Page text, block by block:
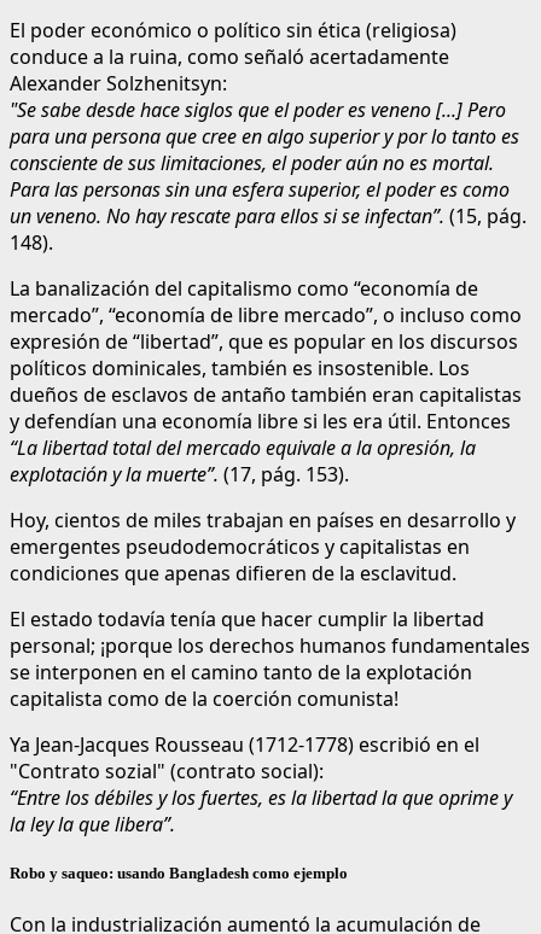
El poder económico o político sin ética (religiosa)
conduce a la ruina, como señaló acertadamente
Alexander Solzhenitsyn:
"Se sabe desde hace siglos que el poder es veneno [...] Pero
para una persona que cree en algo superior y por lo tanto es
consciente de sus limitaciones, el poder aún no es mortal.
Para las personas sin una esfera superior, el poder es como
un veneno. No hay rescate para ellos si se infectan”. (15, pág.
148).
La banalización del capitalismo como “economía de
mercado”, “economía de libre mercado”, o incluso como
expresión de “libertad”, que es popular en los discursos
políticos dominicales, también es insostenible. Los
dueños de esclavos de antaño también eran capitalistas
y defendían una economía libre si les era útil. Entonces
“La libertad total del mercado equivale a la opresión, la
explotación y la muerte”. (17, pág. 153).
Hoy, cientos de miles trabajan en países en desarrollo y
emergentes pseudodemocráticos y capitalistas en
condiciones que apenas difieren de la esclavitud.
El estado todavía tenía que hacer cumplir la libertad
personal; ¡porque los derechos humanos fundamentales
se interponen en el camino tanto de la explotación
capitalista como de la coerción comunista!
Ya Jean-Jacques Rousseau (1712-1778) escribió en el
"Contrato sozial" (contrato social):
“Entre los débiles y los fuertes, es la libertad la que oprime y
la ley la que libera”.
Robo y saqueo: usando Bangladesh como ejemplo
Con la industrialización aumentó la acumulación de